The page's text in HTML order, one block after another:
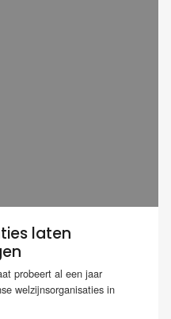
laten
probeert al een jaar
welzijnsorganisaties in